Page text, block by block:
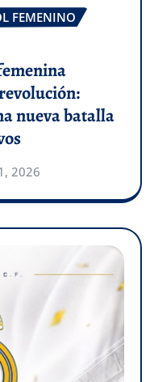
FEMENINO
nueva batalla
2026